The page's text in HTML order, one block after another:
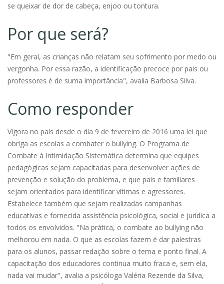
se queixar de dor de cabeça, enjoo ou tontura.
Por que será?
"Em geral, as crianças não relatam seu sofrimento por medo ou
vergonha. Por essa razão, a identificação precoce por pais ou
professores é de suma importância", avalia Barbosa Silva.
Como responder
Vigora no país desde o dia 9 de fevereiro de 2016 uma lei que
obriga as escolas a combater o bullying. O Programa de
Combate à Intimidação Sistemática determina que equipes
pedagógicas sejam capacitadas para desenvolver ações de
prevenção e solução do problema, e que pais e familiares
sejam orientados para identificar vítimas e agressores.
Estabelece também que sejam realizadas campanhas
educativas e fornecida assistência psicológica, social e jurídica a
todos os envolvidos. "Na prática, o combate ao bullying não
melhorou em nada. O que as escolas fazem é dar palestras
para os alunos, passar redação sobre o tema e ponto final. A
capacitação dos educadores continua muito fraca e, sem ela,
nada vai mudar", avalia a psicóloga Valéria Rezende da Silva,